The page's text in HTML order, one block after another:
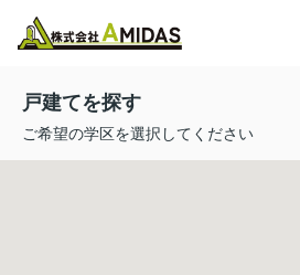
戸建てを探す
ご希望の学区を選択してください